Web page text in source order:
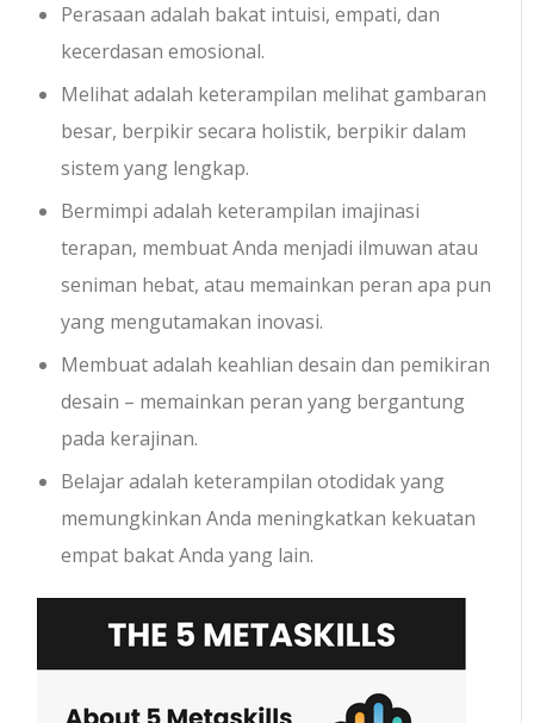
Perasaan adalah bakat intuisi, empati, dan
kecerdasan emosional.
Melihat adalah keterampilan melihat gambaran
besar, berpikir secara holistik, berpikir dalam
sistem yang lengkap.
Bermimpi adalah keterampilan imajinasi
terapan, membuat Anda menjadi ilmuwan atau
seniman hebat, atau memainkan peran apa pun
yang mengutamakan inovasi.
Membuat adalah keahlian desain dan pemikiran
desain – memainkan peran yang bergantung
pada kerajinan.
Belajar adalah keterampilan otodidak yang
memungkinkan Anda meningkatkan kekuatan
empat bakat Anda yang lain.